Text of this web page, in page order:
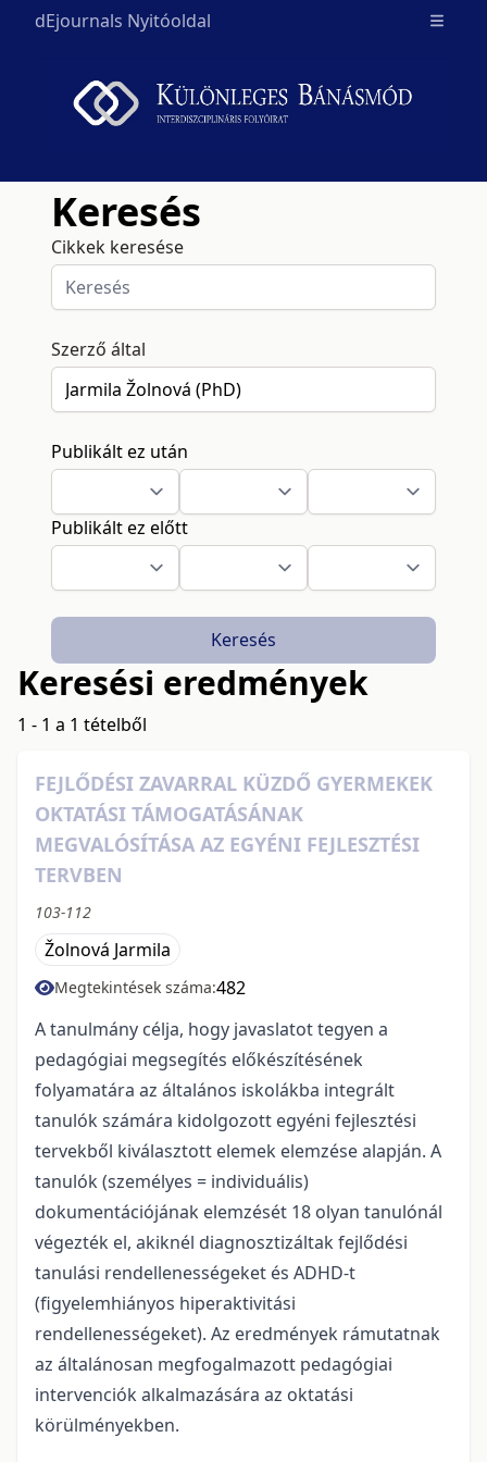
dEjournals Nyitóoldal Open
Keresés
Cikkek keresése
Szerző által
Publikált ez után
Publikált ez előtt
Keresés
Keresési eredmények
1 - 1 a 1 tételből
FEJLŐDÉSI ZAVARRAL KÜZDŐ GYERMEKEK
OKTATÁSI TÁMOGATÁSÁNAK
MEGVALÓSÍTÁSA AZ EGYÉNI FEJLESZTÉSI
TERVBEN
103-112
Žolnová Jarmila
Megtekintések száma:482
A tanulmány célja, hogy javaslatot tegyen a
pedagógiai megsegítés előkészítésének
folyamatára az általános iskolákba integrált
tanulók számára kidolgozott egyéni fejlesztési
tervekből kiválasztott elemek elemzése alapján. A
tanulók (személyes = individuális)
dokumentációjának elemzését 18 olyan tanulónál
végezték el, akiknél diagnosztizáltak fejlődési
tanulási rendellenességeket és ADHD-t
(figyelemhiányos hiperaktivitási
rendellenességeket). Az eredmények rámutatnak
az általánosan megfogalmazott pedagógiai
intervenciók alkalmazására az oktatási
körülményekben.